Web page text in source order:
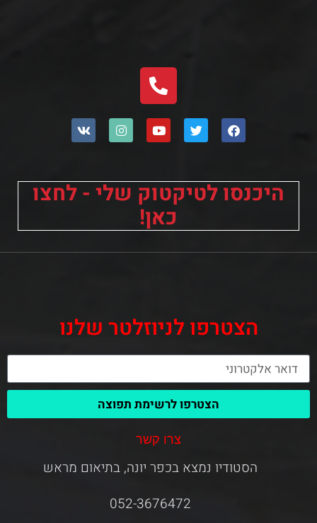
היכנסו לטיקטוק שלי - לחצו
כאן!
הצטרפו לניוזלטר שלנו
הצטרפו לרשימת תפוצה
צרו קשר
הסטודיו נמצא בכפר יונה, בתיאום מראש
052-3676472